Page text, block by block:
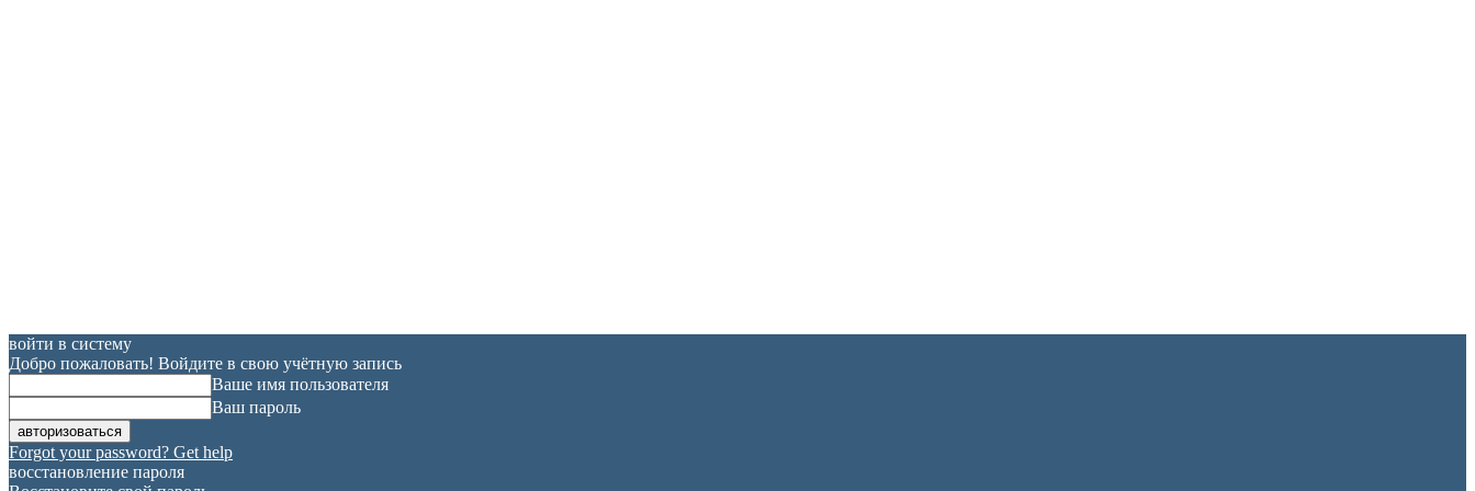
войти в систему
Добро пожаловать! Войдите в свою учётную запись
Ваше имя пользователя
Ваш пароль
Forgot your password? Get help
восстановление пароля